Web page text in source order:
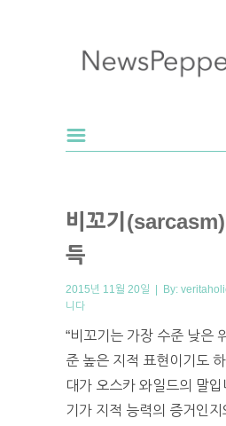
비꼬기(sarcasm)
득
2015년 11월 20일 | By:
니다
“비꼬기는 가장 수준 낮은
준 높은 지적 표현이기도
대가 오스카 와일드의 말
기가 지적 능력의 증거인